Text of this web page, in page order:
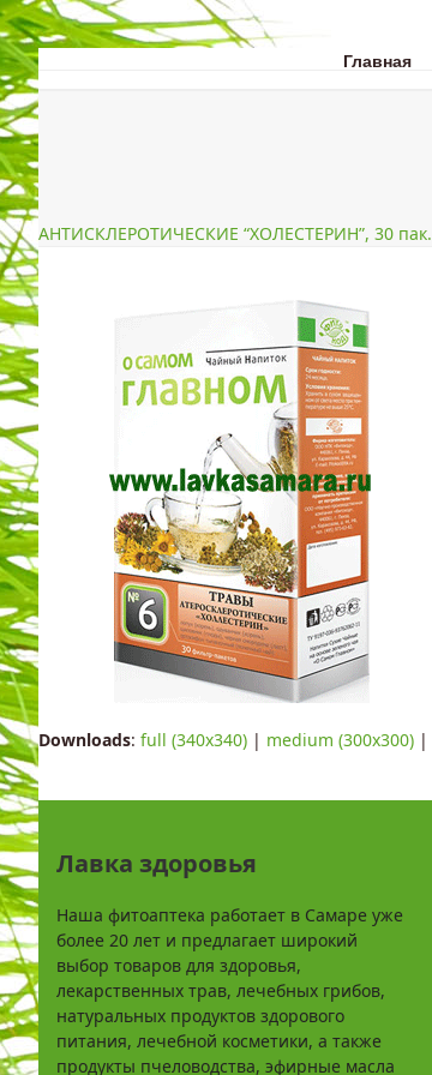
Skip
to
content
Главная
АНТИСКЛЕРОТИЧЕСКИЕ “ХОЛЕСТЕРИН”, 30 пак.
Downloads: full (340x340) | medium (300x300) |
Лавка здоровья
Наша фитоаптека работает в Самаре уже
более 20 лет и предлагает широкий
выбор товаров для здоровья,
лекарственных трав, лечебных грибов,
натуральных продуктов здорового
питания, лечебной косметики, а также
продукты пчеловодства, эфирные масла